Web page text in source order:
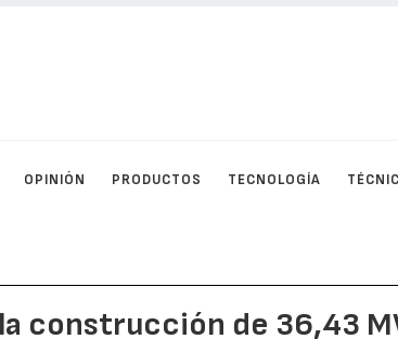
OPINIÓN PRODUCTOS TECNOLOGÍA
construcción de 36,43